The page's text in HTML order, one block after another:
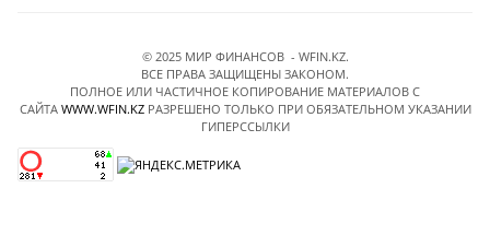
© 2025 МИР ФИНАНСОВ - WFIN.KZ.
ВСЕ ПРАВА ЗАЩИЩЕНЫ ЗАКОНОМ.
ПОЛНОЕ ИЛИ ЧАСТИЧНОЕ КОПИРОВАНИЕ МАТЕРИАЛОВ C
САЙТА WWW.WFIN.KZРАЗРЕШЕНО ТОЛЬКО ПРИ ОБЯЗАТЕЛЬНОМ УКАЗАНИИ
ГИПЕРССЫЛКИ